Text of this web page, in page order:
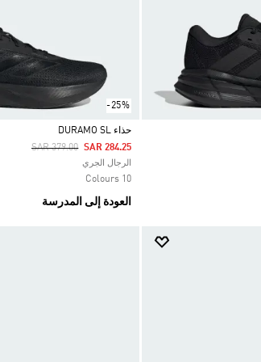
-25%
Selected
حذاء DURAMO SL
Price Reduced From
SAR 379.00ToSAR 284.25
الرجال الجري
10 Colours
العودة إلى المدرسة